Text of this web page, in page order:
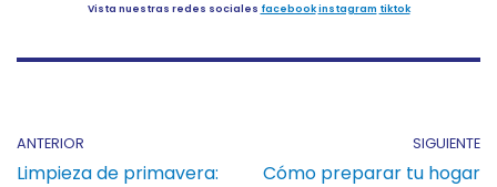
Vista nuestras redes sociales facebook instagram tiktok
ANTERIOR
Limpieza de primavera:
SIGUIENTE
Cómo preparar tu hogar